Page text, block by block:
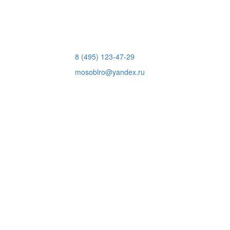
8 (495) 123-47-29
mosoblro@yandex.ru